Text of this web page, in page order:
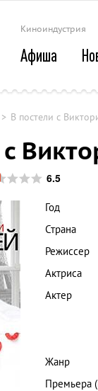
Киноиндустрия
Афиша
В постели с
6.5
Год
Страна
Режиссер
Актриса
Актер
Жанр
Премьера